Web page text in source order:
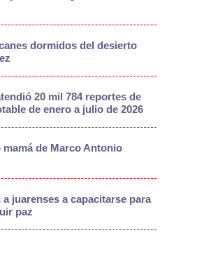
dormidos del desierto
20 mil 784 reportes de
de enero a julio de 2026
mamá de Marco Antonio
a juarenses a capacitarse para
paz